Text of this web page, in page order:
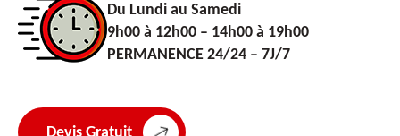
Du Lundi au Samedi
9h00 à 12h00 – 14h00 à 19h00
PERMANENCE 24/24 – 7J/7